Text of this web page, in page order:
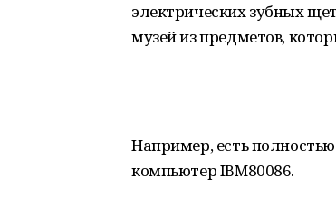
электрических зубных
музей из предметов,
Например, есть
компьютер IBM80086.